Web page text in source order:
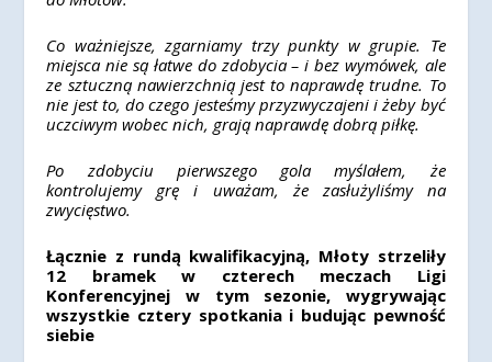
Co ważniejsze, zgarniamy trzy punkty w grupie. Te
miejsca nie są łatwe do zdobycia – i bez wymówek, ale
ze sztuczną nawierzchnią jest to naprawdę trudne. To
nie jest to, do czego jesteśmy przyzwyczajeni i żeby być
uczciwym wobec nich, grają naprawdę dobrą piłkę.
Po zdobyciu pierwszego gola myślałem, że
kontrolujemy grę i uważam, że zasłużyliśmy na
zwycięstwo.
Łącznie z rundą kwalifikacyjną, Młoty strzeliły
12 bramek w czterech meczach Ligi
Konferencyjnej w tym sezonie, wygrywając
wszystkie cztery spotkania i budując pewność
siebie